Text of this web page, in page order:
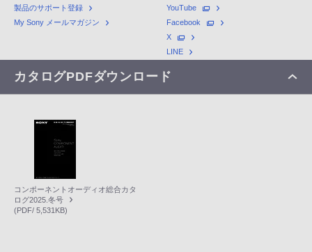
製品のサポート登録
My Sony メールマガジン
YouTube
Facebook
X
LINE
カタログPDFダウンロード
コンポーネントオーディオ総合カタ
ログ2025.冬号
(PDF/ 5,531KB)